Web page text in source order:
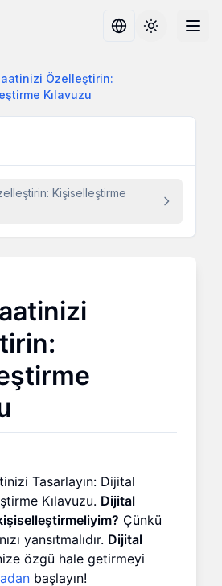
Toggle
Özelleştirin:
Kılavuzu
Kişiselleştirme
Tasarlayın: Dijital
Kılavuzu. Dijital
Çünkü
yansıtmalıdır. Dijital
özgü hale getirmeyi
başlayın!